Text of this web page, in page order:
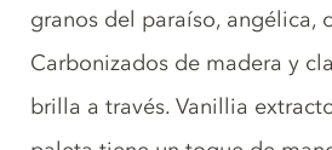
granos del paraíso, angélica,
Carbonizados de madera y
brilla a través. Vanillia